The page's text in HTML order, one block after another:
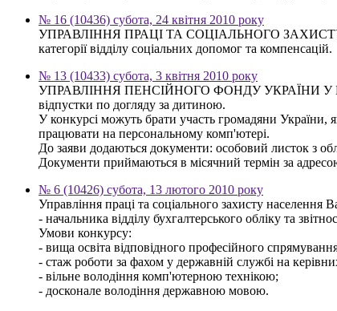
№ 16 (10436) субота, 24 квітня 2010 року
УПРАВЛІННЯ ПРАЦІ ТА СОЦІАЛЬНОГО ЗАХИСТУ
категорії відділу соціальних допомог та компенсацій.
№ 13 (10433) субота, 3 квітня 2010 року
УПРАВЛІННЯ ПЕНСІЙНОГО ФОНДУ УКРАЇНИ У
відпустки по догляду за дитиною.
У конкурсі можуть брати участь громадяни України,
працювати на персональному комп'ютері.
До заяви додаються документи: особовий листок з
Документи приймаються в місячний термін за
№ 6 (10426) субота, 13 лютого 2010 року
Управління праці та соціального захисту населення
- начальника відділу бухгалтерського обліку та
Умови конкурсу:
- вища освіта відповідного професійного
- стаж роботи за фахом у державній службі на
- вільне володіння комп'ютерною технікою;
- досконале володіння державною мовою.